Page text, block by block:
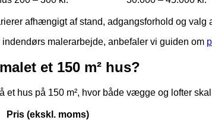
afhængigt af stand, adgangsforhold og valg
malerarbejde, anbefaler vi guiden om
et 150 m² hus?
et hus på 150 m², hvor både vægge og lofter
Pris (ekskl. moms)